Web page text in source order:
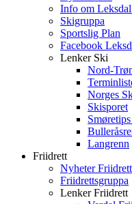
Info om
Skigruppa
Sportslig Plan
Facebook
Lenker Ski
Nord-
Norges
Skisporet
Langrenn
Friidrett
Nyheter Friidrett
Friidrettsgruppa
Lenker Friidrett